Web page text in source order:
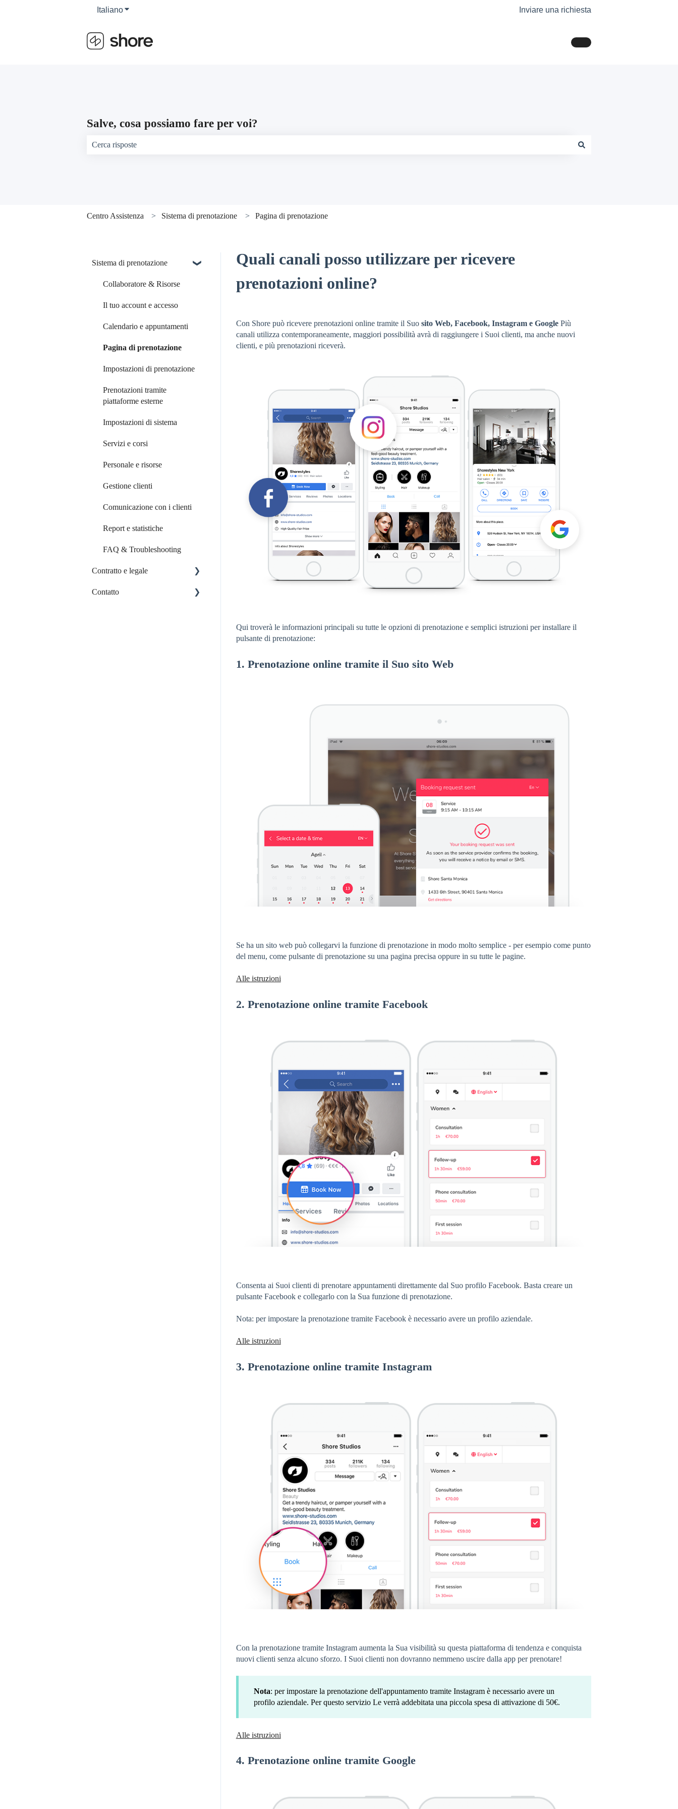
ItalianoMostra sottomenu per le traduzioni Inviare una richiesta
Salve, cosa possiamo fare per voi?
Centro Assistenza Sistema di prenotazione Pagina di prenotazione
Quali canali posso utilizzare per ricevere
prenotazioni online?
Con Shore può ricevere prenotazioni online tramite il Suo sito Web, Facebook, Instagram e GooglePiù
canali utilizza contemporaneamente, maggiori possibilità avrà di raggiungere i Suoi clienti, ma anche nuovi
clienti, e più prenotazioni riceverà.
Qui troverà le informazioni principali su tutte le opzioni di prenotazione e semplici istruzioni per installare il
pulsante di prenotazione:
1. Prenotazione online tramite il Suo sito Web
Se ha un sito web può collegarvi la funzione di prenotazione in modo molto semplice - per esempio come punto
del menu, come pulsante di prenotazione su una pagina precisa oppure in su tutte le pagine.
Alle istruzioni
2. Prenotazione online tramite Facebook
Consenta ai Suoi clienti di prenotare appuntamenti direttamente dal Suo profilo Facebook. Basta creare un
pulsante Facebook e collegarlo con la Sua funzione di prenotazione.
Nota: per impostare la prenotazione tramite Facebook è necessario avere un profilo aziendale.
Alle istruzioni
3. Prenotazione online tramite Instagram
Con la prenotazione tramite Instagram aumenta la Sua visibilità su questa piattaforma di tendenza e conquista
nuovi clienti senza alcuno sforzo. I Suoi clienti non dovranno nemmeno uscire dalla app per prenotare!
Nota: per impostare la prenotazione dell'appuntamento tramite Instagram è necessario avere un
profilo aziendale. Per questo servizio Le verrà addebitata una piccola spesa di attivazione di 50€.
Alle istruzioni
4. Prenotazione online tramite Google
Sistema di prenotazione
Collaboratore & Risorse
Il tuo account e accesso
Calendario e appuntamenti
Pagina di prenotazione
Impostazioni di prenotazione
Prenotazioni tramite
piattaforme esterne
Impostazioni di sistema
Servizi e corsi
Personale e risorse
Gestione clienti
Comunicazione con i clienti
Report e statistiche
FAQ & Troubleshooting
Contratto e legale
Contratto e fatture
Contatto